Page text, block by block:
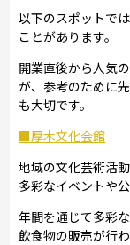
以下のスポットで
ことがあります。
開業直後から人気
が、参考のために
も大切です。
■厚木文化会館
地域の文化芸術活
多彩なイベントや
年間を通じて多彩
飲食物の販売が行